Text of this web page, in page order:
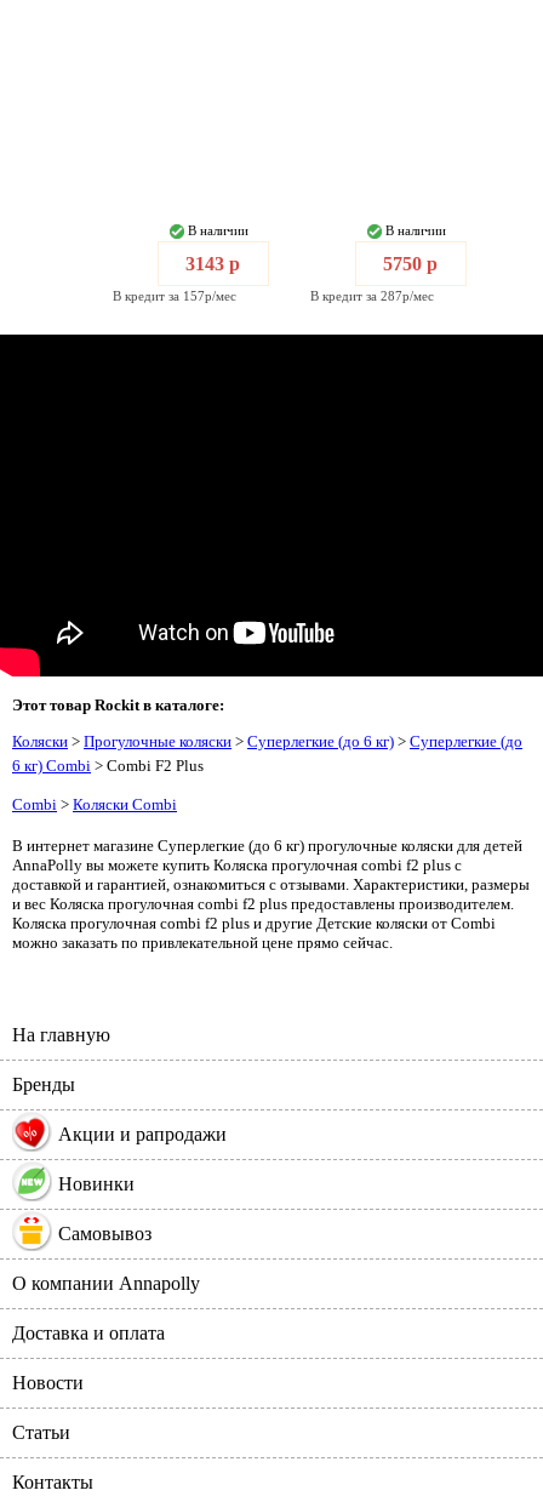
В наличии
3143 р
В кредит за 157р/мес
В наличии
5750 р
В кредит за 287р/мес
Этот товар Rockit в каталоге:
Коляски > Прогулочные коляски > Суперлегкие (до 6 кг) > Суперлегкие (до
6 кг) Combi > Combi F2 Plus
Combi > Коляски Combi
В интернет магазине Суперлегкие (до 6 кг) прогулочные коляски для детей
AnnaPolly вы можете купить Коляска прогулочная combi f2 plus с
доставкой и гарантией, ознакомиться с отзывами. Характеристики, размеры
и вес Коляска прогулочная combi f2 plus предоставлены производителем.
Коляска прогулочная combi f2 plus и другие Детские коляски от Combi
можно заказать по привлекательной цене прямо сейчас.
На главную
Бренды
% Акции и рапродажи
Новинки
Самовывоз
О компании Annapolly
Доставка и оплата
Новости
Статьи
Контакты